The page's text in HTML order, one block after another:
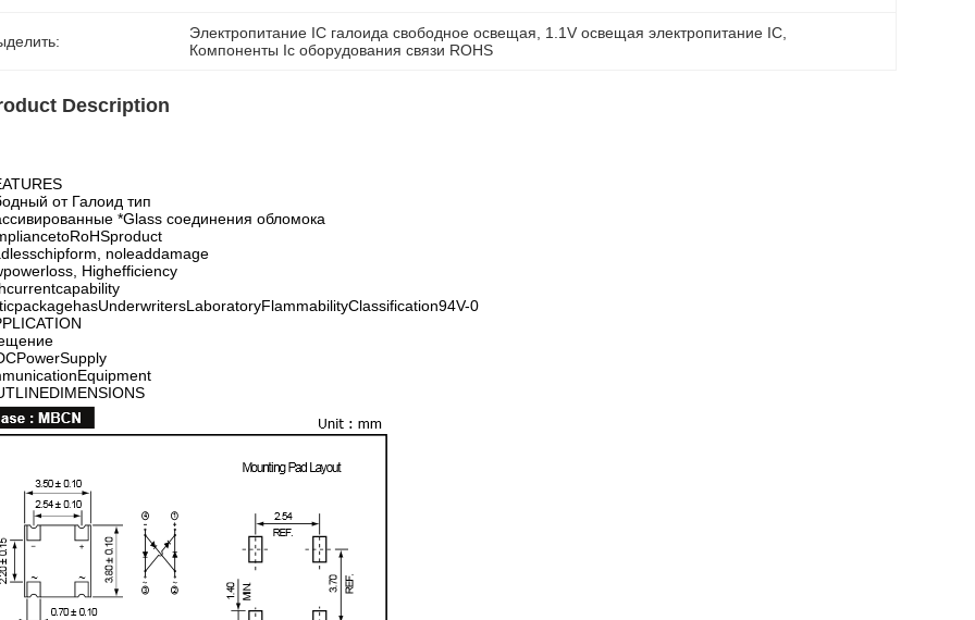
Электропитание IC галоида свободное освещая 1.1V освещая электропитание IC
Компоненты Ic оборудования связи ROHS
Description
от Галоид тип
*Glass соединения обломока
noleaddamage
Highefficiency
0